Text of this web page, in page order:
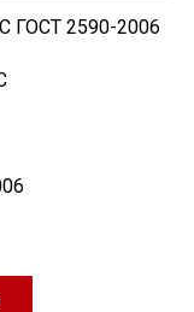
ГОСТ 2590-2006